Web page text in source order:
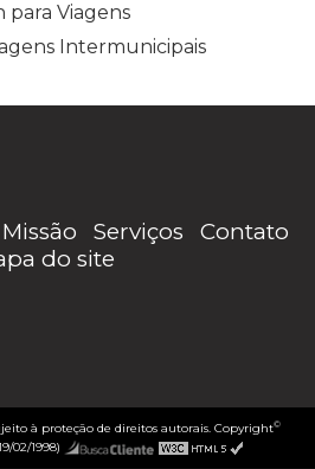
para Viagens
Intermunicipais
Missão Serviços
Contato
do site
à proteção de direitos autorais. Copyright©
02/1998)